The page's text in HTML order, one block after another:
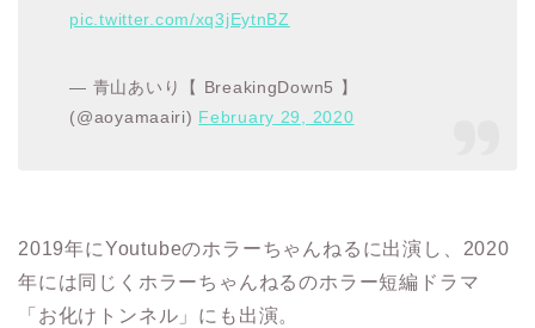
pic.twitter.com/xq3jEytnBZ
— 青山あいり【 BreakingDown5 】
(@aoyamaairi) February 29, 2020
2019年にYoutubeのホラーちゃんねるに出演し、2020
年には同じくホラーちゃんねるのホラー短編ドラマ
「お化けトンネル」にも出演。